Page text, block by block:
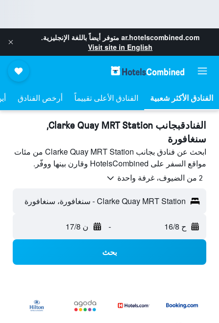
ar.hotelscombined.com متوفر أيضاً باللغة الإنجليزية.
Visit site in English
الفنادق الأعلى تقييماً أرخص الفنادق
الفنادقبجانب Clarke Quay MRT Station,
سنغافورة
ابحث عن فنادق بجانب Clarke Quay MRT Station من مئات
مواقع السفر على HotelsCombined وقارن بينها ووفّر.
2 من الضيوف، غرفة واحدة
Clarke Quay MRT Station - سنغافورة، سنغافورة
ح 16/8 - ن 17/8
بحث